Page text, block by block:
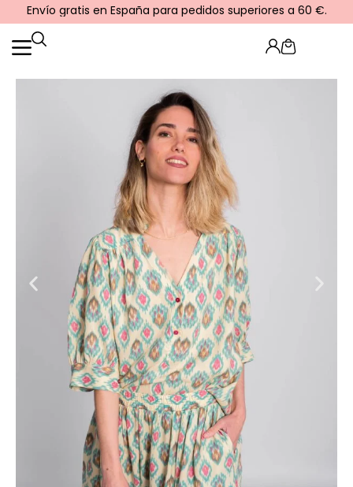
al
contenido
Envío gratis en España para pedidos superiores a 60 €.
Cart